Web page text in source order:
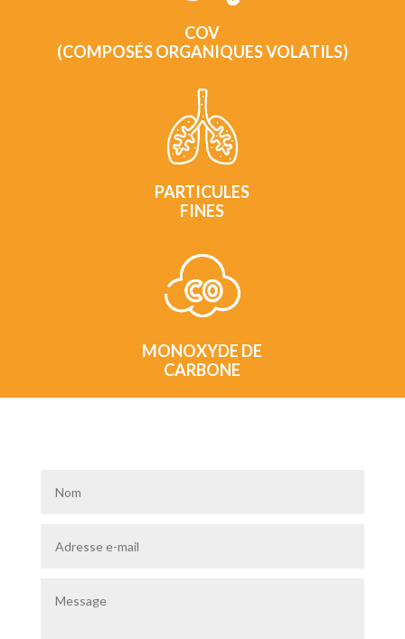
COV
(COMPOSÉS ORGANIQUES VOLATILS)
PARTICULES
FINES
MONOXYDE DE
CARBONE